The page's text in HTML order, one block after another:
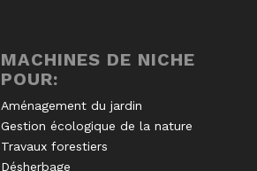
MACHINES DE NICHE
POUR:
Aménagement du jardin
Gestion écologique de la nature
Travaux forestiers
Désherbage